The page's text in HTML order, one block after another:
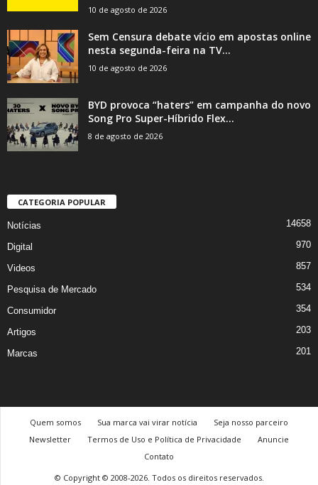
10 de agosto de 2026
Sem Censura debate vício em apostas online
nesta segunda-feira na TV...
10 de agosto de 2026
BYD provoca “haters” em campanha do novo
Song Pro Super-Híbrido Flex...
8 de agosto de 2026
CATEGORIA POPULAR
Notícias 14658
Digital 970
Videos 857
Pesquisa de Mercado 534
Consumidor 354
Artigos 203
Marcas 201
Quem somos Sua marca vai virar notícia
Seja nosso parceiro
Newsletter
Termos de Uso e Política de Privacidade
Anuncie
Contato
© Copyright © 2008-2026. Todos os direitos reservados.